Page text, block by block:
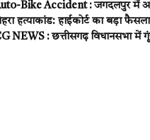
Bike Accident : जगदलपुर में
हत्याकांड: हाईकोर्ट का बड़ा
NEWS : छत्तीसगढ़ विधानसभा